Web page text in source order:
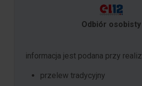
Odbiór osobisty
informacja jest podana przy
przelew tradycyjny